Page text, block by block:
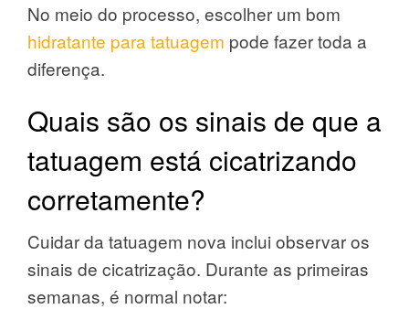
No meio do processo, escolher um bom
hidratante para tatuagem pode fazer toda a
diferença.
Quais são os sinais de que a
tatuagem está cicatrizando
corretamente?
Cuidar da tatuagem nova inclui observar os
sinais de cicatrização. Durante as primeiras
semanas, é normal notar: